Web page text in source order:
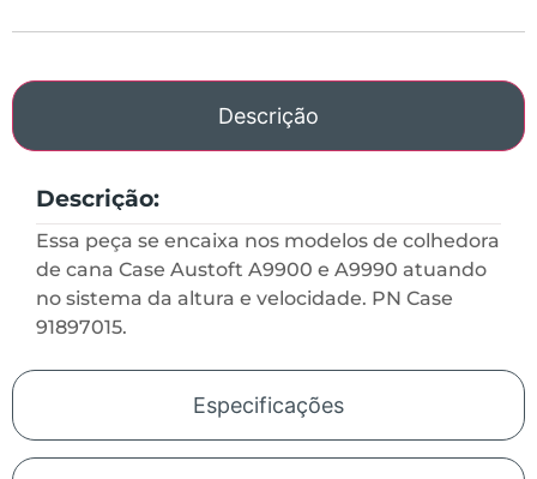
Descrição
Especificações
Descrição:
Essa peça se encaixa nos modelos de colhedora
de cana Case Austoft A9900 e A9990 atuando
no sistema da altura e velocidade. PN Case
91897015.